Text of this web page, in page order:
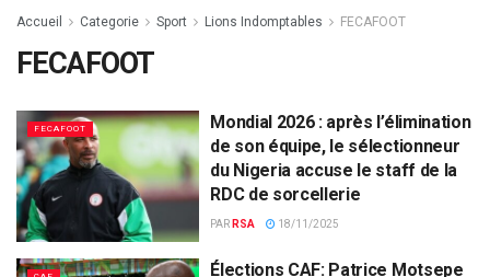
Accueil Categorie Sport Lions Indomptables FECAFOOT
FECAFOOT
FECAFOOT
Mondial 2026 : après l’élimination
de son équipe, le sélectionneur
du Nigeria accuse le staff de la
RDC de sorcellerie
PAR RSA 18/11/2025
Élections CAF: Patrice Motsepe